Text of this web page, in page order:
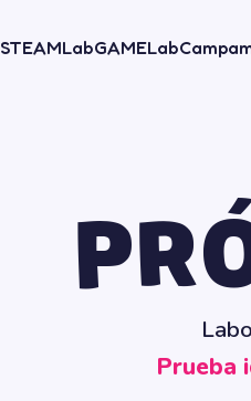
STEAMLabGAMELab
Prueba